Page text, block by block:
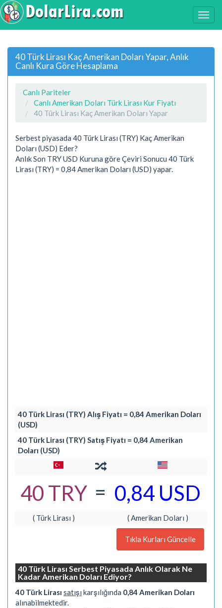
40 Türk Lirası Kaç Amerikan Doları Yapar, Anlık
Canlı Kura Göre Hesaplama
Canlı Pariteler
Canlı Amerikan Doları Türk Lirası Kur Fiyatı
40 Türk Lirası Kaç Amerikan Doları Yapar
Serbest piyasada 40 Türk Lirası (TRY) Kaç Amerikan
Doları (USD) Eder?
Anlık Son TRY USD Kuruna göre Çeviri Sonucu 40 Türk
Lirası (TRY) = 0,84 Amerikan Doları (USD) yapar.
40 Türk Lirası (TRY) Alış Fiyatı = 0,84 Amerikan Doları
(USD)
40 Türk Lirası (TRY) Satış Fiyatı = 0,84 Amerikan
Doları (USD)
40 TRY = 0,84 USD
( Türk Lirası ) ( Amerikan Doları )
Tıkla Kurları Güncelle
40 Türk Lirası Serbest Piyasada Anlık Olarak Ne
Kadar Amerikan Doları Ediyor?
40 Türk Lirası satışı karşılığında 0,84 Amerikan Doları
alınabilmektedir.